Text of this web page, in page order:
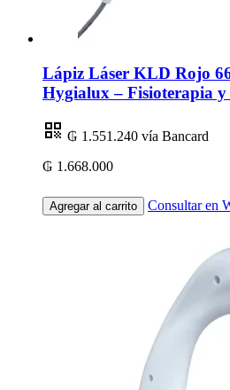
Lápiz Láser KLD Rojo
Hygialux – Fisioterapia
₲ 1.551.240 vía Bancard
₲ 1.668.000
Agregar al carrito Consultar en